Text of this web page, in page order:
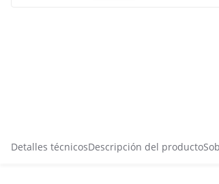
Detalles técnicosDescripción del producto